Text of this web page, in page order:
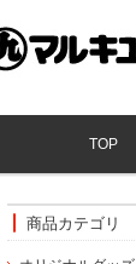
TOP
商品カテゴリ